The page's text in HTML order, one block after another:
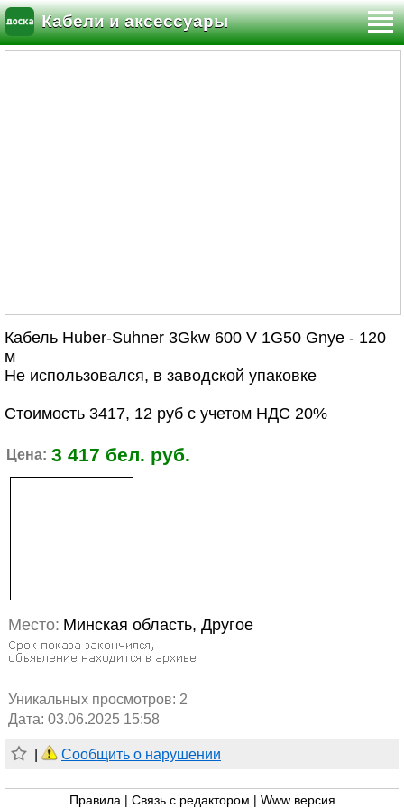
Кабели и аксессуары
Кабель Huber-Suhner 3Gkw 600 V 1G50 Gnye - 120
м
Не использовался, в заводской упаковке
Стоимость 3417, 12 руб с учетом НДС 20%
Цена: 3 417 бел. руб.
Место: Минская область, Другое
Уникальных просмотров: 2
Дата: 03.06.2025 15:58
Сообщить о нарушении
Правила Связь с редактором Www версия